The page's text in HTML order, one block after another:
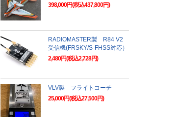
398,000円(税込437,800円)
RADIOMASTER製 R84 V2
受信機(FRSKY/S-FHSS対応）
2,480円(税込2,728円)
VLV製 フライトコーチ
25,000円(税込27,500円)